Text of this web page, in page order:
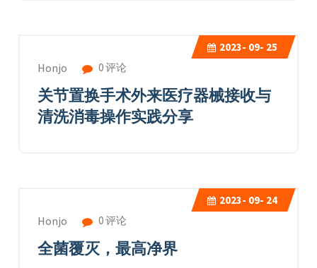
2023- 09- 25
Honjo 0 评论
关节置换手术外来医疗器械接收与
清洗消毒操作实践分享
2023- 09- 24
Honjo 0 评论
全菌覆灭，最高净界